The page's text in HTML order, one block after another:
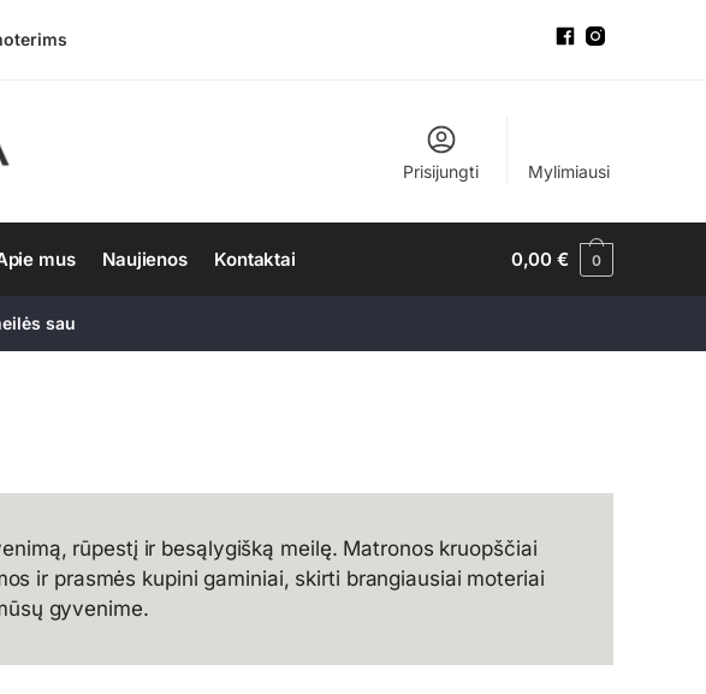
Prisijungti Mylimiausi
mus Naujienos Kontaktai 0,00€ 0
sau
rūpestį ir besąlygišką meilę. Matronos kruopščiai
ir prasmės kupini gaminiai, skirti brangiausiai moteriai
gyvenime.